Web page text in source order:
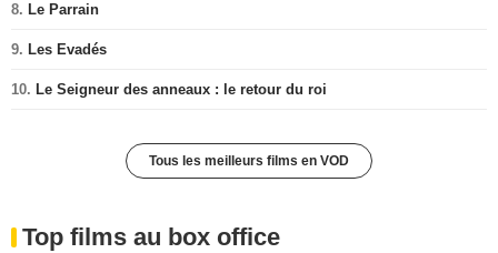
8. Le Parrain
9. Les Evadés
10. Le Seigneur des anneaux : le retour du roi
Tous les meilleurs films en VOD
Top films au box office